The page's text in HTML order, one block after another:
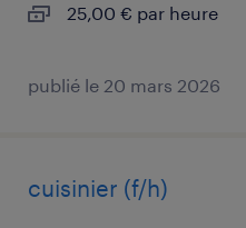
25,00 € par heure
publié le 20 mars 2026
cuisinier (f/h)